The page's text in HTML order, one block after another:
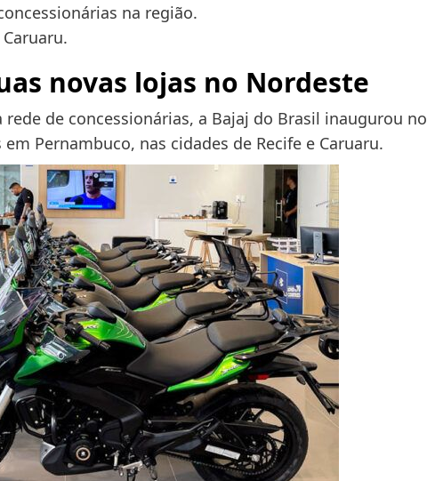
na região.
novas lojas no Nordeste
de concessionárias, a Bajaj do Brasil inaugurou no
Pernambuco, nas cidades de Recife e Caruaru.